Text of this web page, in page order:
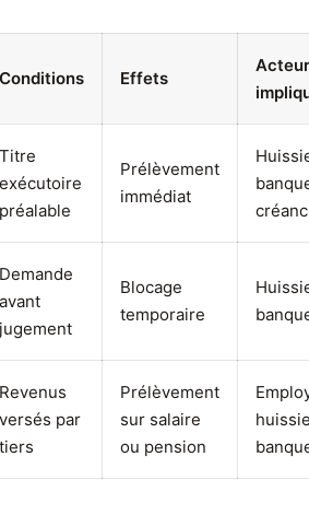
Conditions Effets
Titre
exécutoire
préalable
Prélèvement
immédiat
Demande
avant
jugement
Blocage
temporaire
Revenus
versés par
tiers
Prélèvement
sur salaire
ou pension